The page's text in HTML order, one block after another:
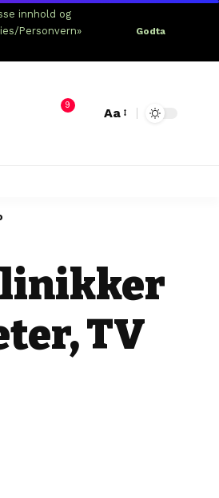
innhold og
Personvern»
Godta
9
Aa
TV